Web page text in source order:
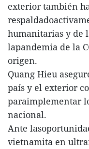
exterior también
humanitarias y de
lapandemia de la
origen.
Quang Hieu
país y el exterior
paraimplementar
nacional.
Ante
vietnamita en